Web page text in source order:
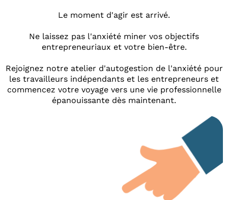
Le moment d'agir est arrivé.
Ne laissez pas l'anxiété miner vos objectifs
entrepreneuriaux et votre bien-être.
Rejoignez notre atelier d'autogestion de l'anxiété pour
les travailleurs indépendants et les entrepreneurs et
commencez votre voyage vers une vie professionnelle
épanouissante dès maintenant.